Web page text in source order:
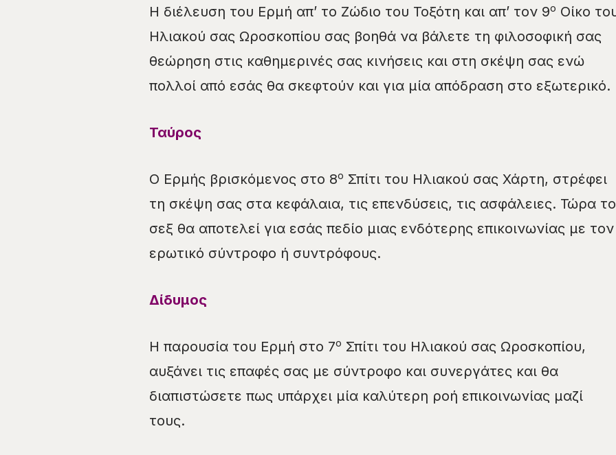
Η διέλευση του Ερμή απ’ το Ζώδιο του Τοξότη και απ’ τον 9ο Οίκο
Ηλιακού σας Ωροσκοπίου σας βοηθά να βάλετε τη φιλοσοφική σας
θεώρηση στις καθημερινές σας κινήσεις και στη σκέψη σας ενώ
πολλοί από εσάς θα σκεφτούν και για μία απόδραση στο εξωτερικό.
Ταύρος
Ο Ερμής βρισκόμενος στο 8ο Σπίτι του Ηλιακού σας Χάρτη, στρέφει
τη σκέψη σας στα κεφάλαια, τις επενδύσεις, τις ασφάλειες. Τώρα το
σεξ θα αποτελεί για εσάς πεδίο μιας ενδότερης επικοινωνίας με τον
ερωτικό σύντροφο ή συντρόφους.
Δίδυμος
Η παρουσία του Ερμή στο 7ο Σπίτι του Ηλιακού σας Ωροσκοπίου,
αυξάνει τις επαφές σας με σύντροφο και συνεργάτες και θα
διαπιστώσετε πως υπάρχει μία καλύτερη ροή επικοινωνίας μαζί
τους.